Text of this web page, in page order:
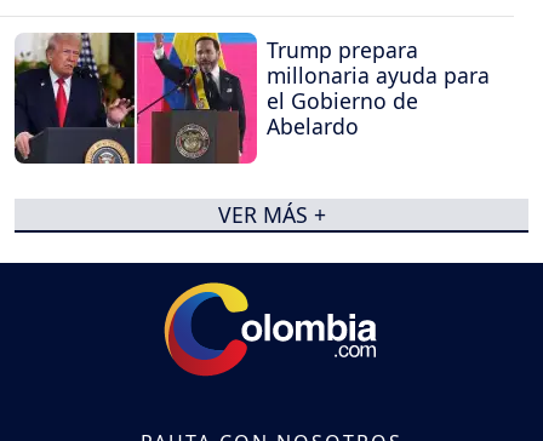
Trump prepara
millonaria ayuda para
el Gobierno de
Abelardo
VER MÁS +